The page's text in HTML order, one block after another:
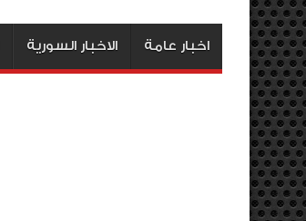
اخبار عامة الاخبار السورية